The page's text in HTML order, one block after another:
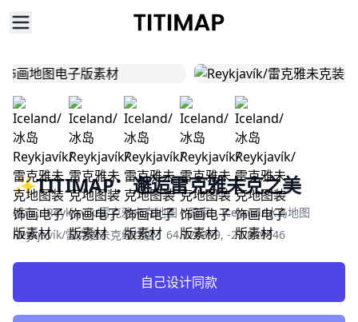
✨TITIMAP：邂逅雷克雅未克之美
Product information
城市：Reykjavík/雷克雅未克地图 / 国家：Iceland/冰岛地图
Reykjavík/雷克雅未克经纬度：64.120399, -21.899946
自己设计同款